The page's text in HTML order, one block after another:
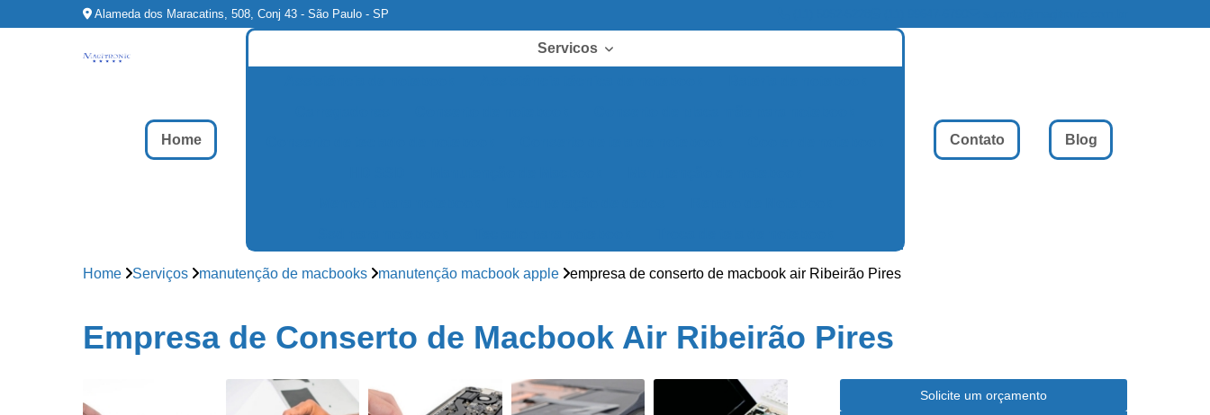
Alameda dos Maracatins, 508, Conj 43 - São Paulo - SP
Home
Servicos
Contato Blog
Home Serviços manutenção de macbooks manutenção macbook apple empresa de conserto de macbook air Ribeirão Pires
Empresa de Conserto de Macbook Air Ribeirão Pires
Solicite um orçamento